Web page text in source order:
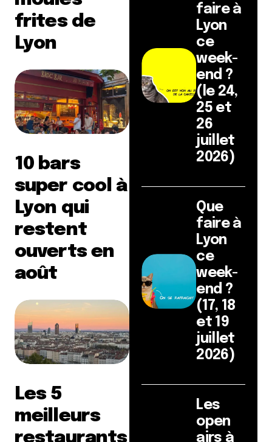
frites de
Lyon
10 bars
super cool à
Lyon qui
restent
ouverts en
août
Les 5
meilleurs
restaurants
faire à
Lyon
ce
week-
end ?
(le 24,
25 et
26
juillet
2026)
Que
faire à
Lyon
ce
week-
end ?
(17, 18
et 19
juillet
2026)
Les
open
airs à